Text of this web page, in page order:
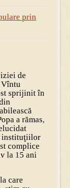
prin
de
Vîntu
sprijinit în
a rămas,
instituţiilor
complice
la 15 ani
care